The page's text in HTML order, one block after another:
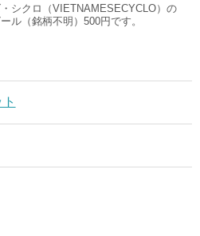
シクロ（VIETNAMESECYCLO）の
ル（銘柄不明）500円です。